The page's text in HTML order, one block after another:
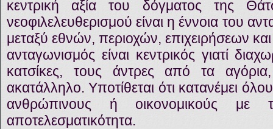
κεντρική αξία του δόγματος της
νεοφιλελευθερισμού είναι η έννοια του
μεταξύ εθνών, περιοχών, επιχειρήσεων
ανταγωνισμός είναι κεντρικός γιατί
κατσίκες, τους άντρες από τα
ακατάλληλο. Υποτίθεται ότι κατανέμει
ανθρώπινους ή οικονομικούς με
αποτελεσματικότητα.